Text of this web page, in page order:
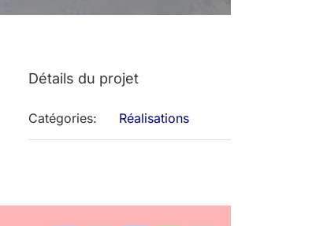
Détails du projet
Catégories: Réalisations